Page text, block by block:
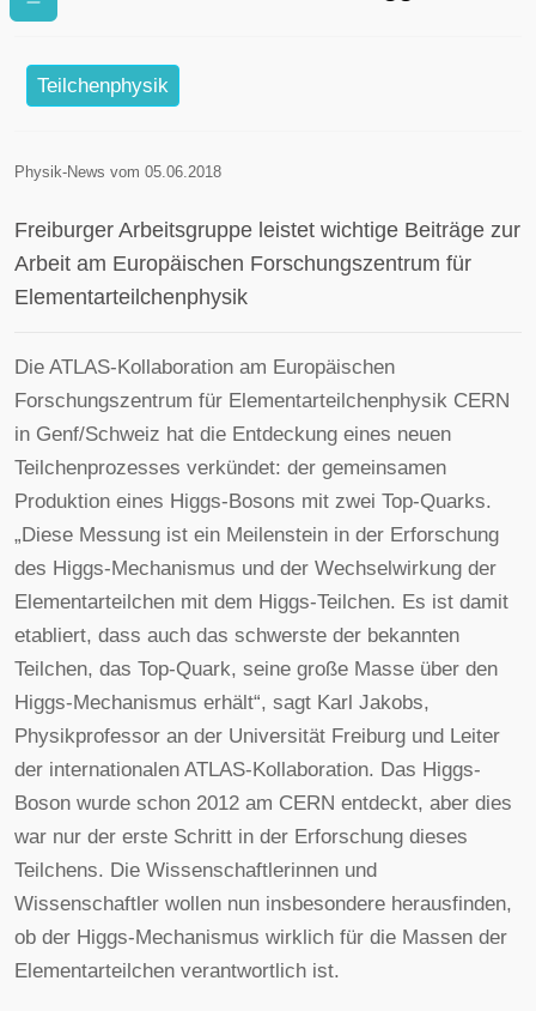
Teilchenphysik
Physik-News vom 05.06.2018
Freiburger Arbeitsgruppe leistet wichtige Beiträge zur
Arbeit am Europäischen Forschungszentrum für
Elementarteilchenphysik
Die ATLAS-Kollaboration am Europäischen
Forschungszentrum für Elementarteilchenphysik CERN
in Genf/Schweiz hat die Entdeckung eines neuen
Teilchenprozesses verkündet: der gemeinsamen
Produktion eines Higgs-Bosons mit zwei Top-Quarks.
„Diese Messung ist ein Meilenstein in der Erforschung
des Higgs-Mechanismus und der Wechselwirkung der
Elementarteilchen mit dem Higgs-Teilchen. Es ist damit
etabliert, dass auch das schwerste der bekannten
Teilchen, das Top-Quark, seine große Masse über den
Higgs-Mechanismus erhält“, sagt Karl Jakobs,
Physikprofessor an der Universität Freiburg und Leiter
der internationalen ATLAS-Kollaboration. Das Higgs-
Boson wurde schon 2012 am CERN entdeckt, aber dies
war nur der erste Schritt in der Erforschung dieses
Teilchens. Die Wissenschaftlerinnen und
Wissenschaftler wollen nun insbesondere herausfinden,
ob der Higgs-Mechanismus wirklich für die Massen der
Elementarteilchen verantwortlich ist.